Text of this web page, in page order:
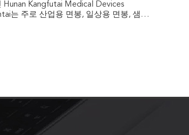
Kangfutai Medical Devices
의 면적에 50세트의 청소 면봉 생산 설
트의 사출 성형기를 갖추고 있습니다. 하
페인, 호주, 인도, 말레이시아, 인도네시
니다. 많은 재주문과 높은 평가를 받았
바탕으로 많은 고객과 장기적인 상호 이